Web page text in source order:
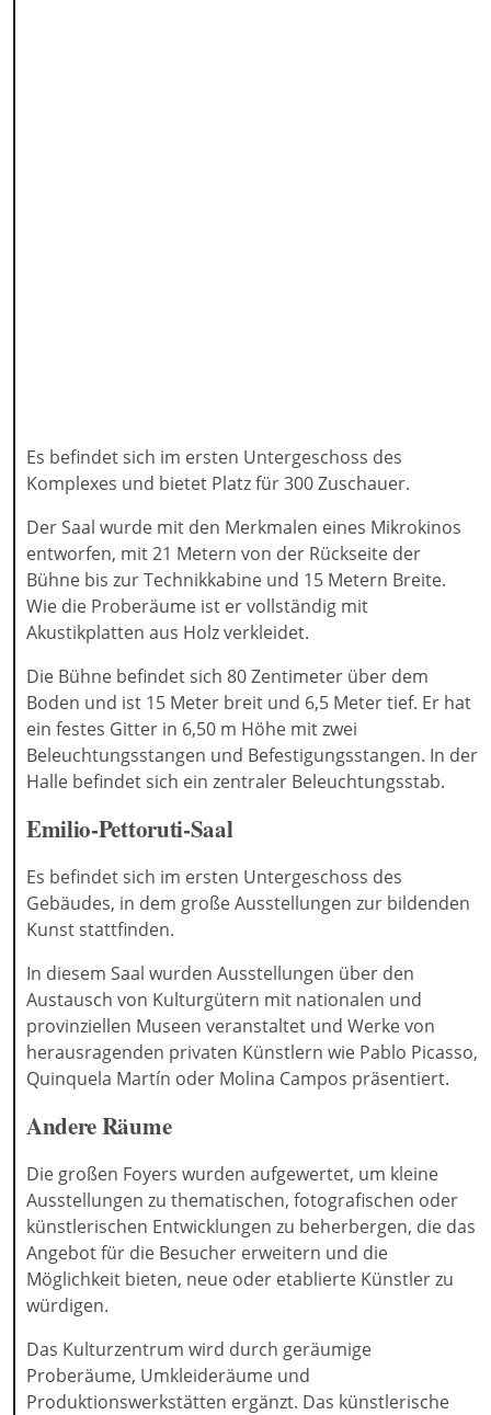
Es befindet sich im ersten Untergeschoss des
Komplexes und bietet Platz für 300 Zuschauer.
Der Saal wurde mit den Merkmalen eines Mikrokinos
entworfen, mit 21 Metern von der Rückseite der
Bühne bis zur Technikkabine und 15 Metern Breite.
Wie die Proberäume ist er vollständig mit
Akustikplatten aus Holz verkleidet.
Die Bühne befindet sich 80 Zentimeter über dem
Boden und ist 15 Meter breit und 6,5 Meter tief. Er hat
ein festes Gitter in 6,50 m Höhe mit zwei
Beleuchtungsstangen und Befestigungsstangen. In der
Halle befindet sich ein zentraler Beleuchtungsstab.
Emilio-Pettoruti-Saal
Es befindet sich im ersten Untergeschoss des
Gebäudes, in dem große Ausstellungen zur bildenden
Kunst stattfinden.
In diesem Saal wurden Ausstellungen über den
Austausch von Kulturgütern mit nationalen und
provinziellen Museen veranstaltet und Werke von
herausragenden privaten Künstlern wie Pablo Picasso,
Quinquela Martín oder Molina Campos präsentiert.
Andere Räume
Die großen Foyers wurden aufgewertet, um kleine
Ausstellungen zu thematischen, fotografischen oder
künstlerischen Entwicklungen zu beherbergen, die das
Angebot für die Besucher erweitern und die
Möglichkeit bieten, neue oder etablierte Künstler zu
würdigen.
Das Kulturzentrum wird durch geräumige
Proberäume, Umkleideräume und
Produktionswerkstätten ergänzt. Das künstlerische